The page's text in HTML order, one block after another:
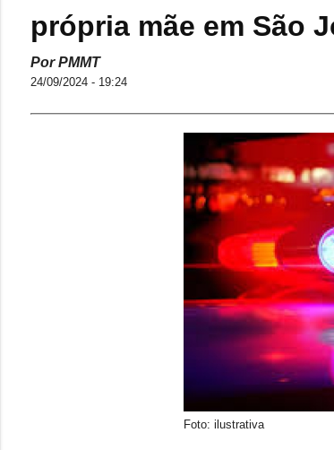
própria mãe em São
Por PMMT
24/09/2024 - 19:24
Foto: ilustrativa